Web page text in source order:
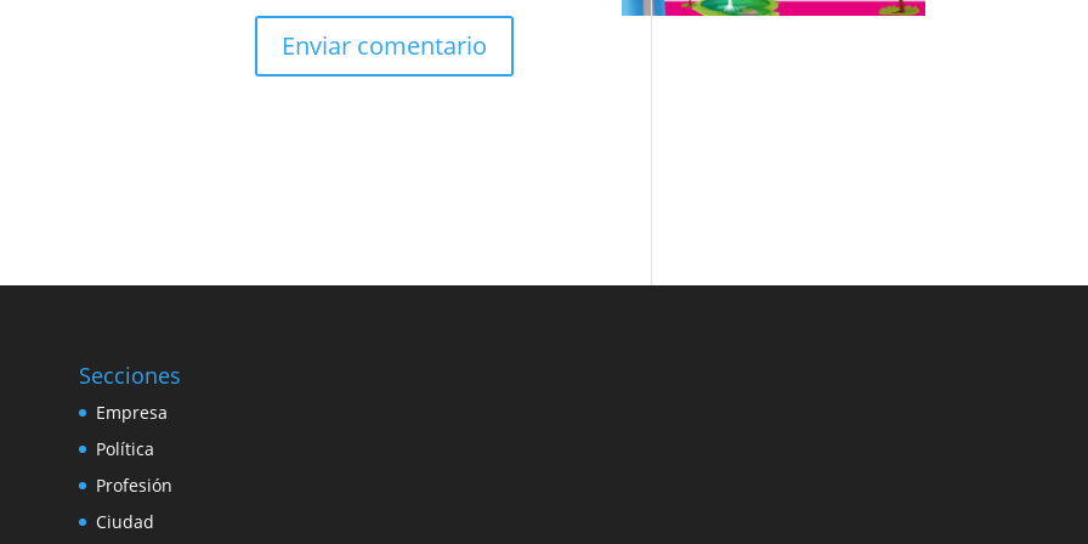
Secciones
Empresa
Política
Profesión
Ciudad